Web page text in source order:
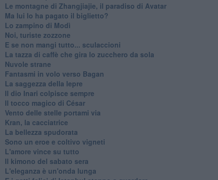
Le montagne di Zhangjiajie, il paradiso di Avatar
Ma lui lo ha pagato il biglietto?
Lo zampino di Modì
Noi, turiste zozzone
E se non mangi tutto... sculaccioni
La tazza di caffè che gira lo zucchero da sola
Nuvole strane
Fantasmi in volo verso Bagan
La saggezza della lepre
Il dio Inari colpisce sempre
Il tocco magico di César
Vento delle stelle portami via
Kran, la cacciatrice
La bellezza spudorata
Sono un eroe e coltivo vigneti
L'amore vince su tutto
Il kimono del sabato sera
L'eleganza è un'onda lunga